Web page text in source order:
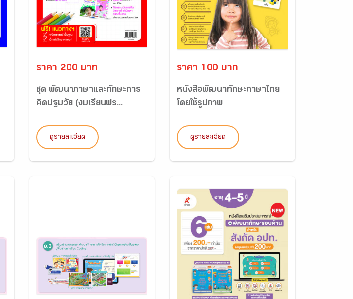
ราคา 200 บาท
ชุด พัฒนาภาษาและทักษะการ
คิดปฐมวัย (งบเรียนฟร...
ดูรายละเอียด
ราคา 100 บาท
หนังสือพัฒนาทักษะภาษาไทย
โดยใช้รูปภาพ
ดูรายละเอียด